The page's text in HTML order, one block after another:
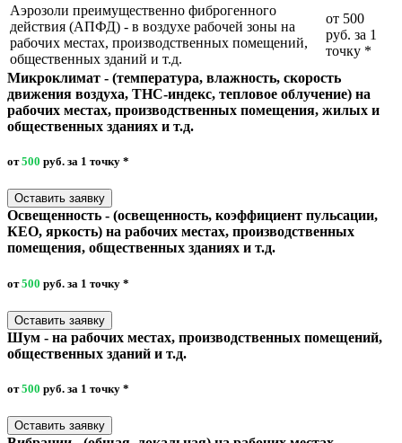
Аэрозоли преимущественно фиброгенного
действия (АПФД) - в воздухе рабочей зоны на
рабочих местах, производственных помещений,
общественных зданий и т.д.
от 500
руб. за 1
точку *
Микроклимат - (температура, влажность, скорость
движения воздуха, ТНС-индекс, тепловое облучение) на
рабочих местах, производственных помещения, жилых и
общественных зданиях и т.д.
от500 руб. за 1 точку *
Оставить заявку
Освещенность - (освещенность, коэффициент пульсации,
КЕО, яркость) на рабочих местах, производственных
помещения, общественных зданиях и т.д.
от500 руб. за 1 точку *
Оставить заявку
Шум - на рабочих местах, производственных помещений,
общественных зданий и т.д.
от500 руб. за 1 точку *
Оставить заявку